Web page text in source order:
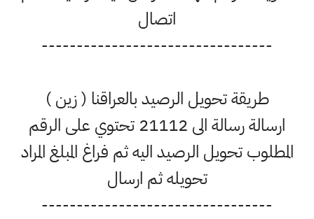
اتصال
---------------------------------
طريقة تحويل الرصيد بالعراقنا ( زين )
ارسالة رسالة الى 21112 تحتوي على الرقم
المطلوب تحويل الرصيد اليه ثم فراغ المبلغ المراد
تحويله ثم ارسال
---------------------------------